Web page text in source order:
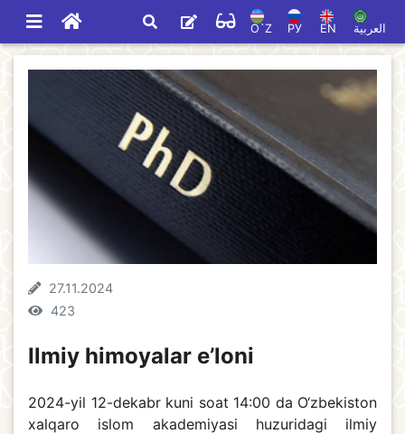
O`Z РУ EN العربية
27.11.2024
423
Ilmiy himoyalar e’loni
2024-yil 12-dekabr kuni soat 14:00 da O‘zbekiston
xalqaro islom akademiyasi huzuridagi ilmiy